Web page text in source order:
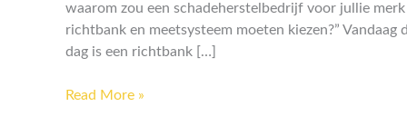
waarom zou een schadeherstelbedrijf voor jullie merk
richtbank en meetsysteem moeten kiezen?” Vandaag
dag is een richtbank […]
Read More »